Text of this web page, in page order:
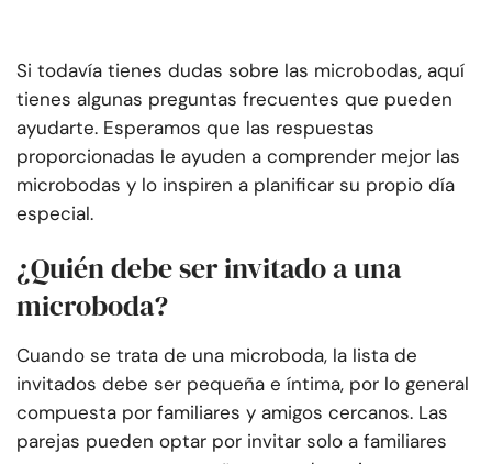
Si todavía tienes dudas sobre las microbodas, aquí
tienes algunas preguntas frecuentes que pueden
ayudarte. Esperamos que las respuestas
proporcionadas le ayuden a comprender mejor las
microbodas y lo inspiren a planificar su propio día
especial.
¿Quién debe ser invitado a una
microboda?
Cuando se trata de una microboda, la lista de
invitados debe ser pequeña e íntima, por lo general
compuesta por familiares y amigos cercanos. Las
parejas pueden optar por invitar solo a familiares